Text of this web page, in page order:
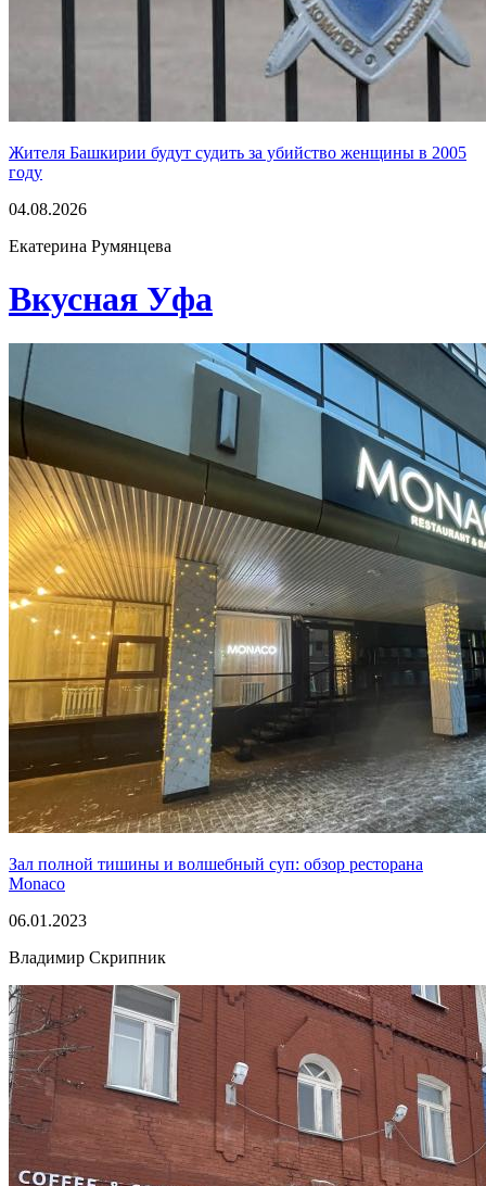
Жителя Башкирии будут судить за убийство женщины в 2005
году
04.08.2026
Екатерина Румянцева
Вкусная Уфа
Зал полной тишины и волшебный суп: обзор ресторана
Monaco
06.01.2023
Владимир Скрипник